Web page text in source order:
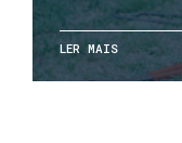
LER MAIS